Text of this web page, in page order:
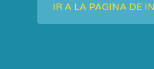
IR A LA PAGINA DE